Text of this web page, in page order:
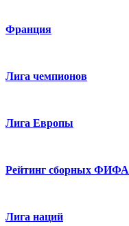
Франция
Лига чемпионов
Лига Европы
Рейтинг сборных ФИФА
Лига наций